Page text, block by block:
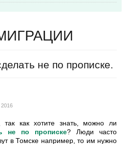
не по прописке.
так как хотите знать, можно ли
не по прописке? Люди часто
в Томске например, то им нужно